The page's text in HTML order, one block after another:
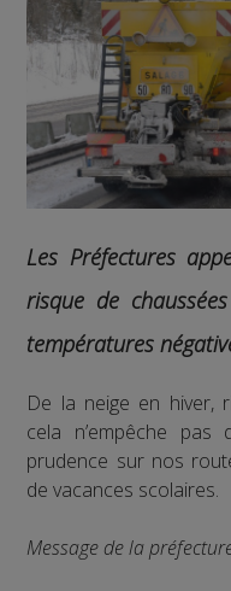
Les Préfectures
risque de
températures
De la neige en hiver,
cela n’empêche
prudence sur nos
de vacances scolaires.
Message de la